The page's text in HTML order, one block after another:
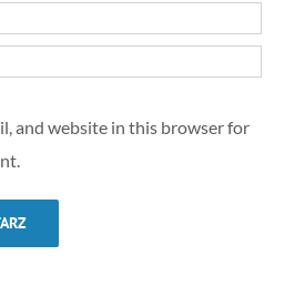
and website in this browser for